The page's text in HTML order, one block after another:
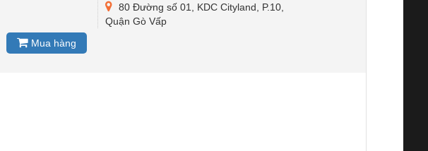
Mua hàng
80 Đường số 01, KDC Cityland, P.10,
Quận Gò Vấp